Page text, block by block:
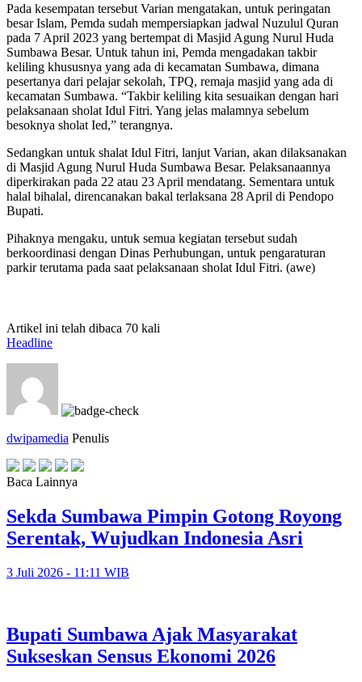
Pada kesempatan tersebut Varian mengatakan, untuk peringatan
besar Islam, Pemda sudah mempersiapkan jadwal Nuzulul Quran
pada 7 April 2023 yang bertempat di Masjid Agung Nurul Huda
Sumbawa Besar. Untuk tahun ini, Pemda mengadakan takbir
keliling khususnya yang ada di kecamatan Sumbawa, dimana
pesertanya dari pelajar sekolah, TPQ, remaja masjid yang ada di
kecamatan Sumbawa. “Takbir keliling kita sesuaikan dengan hari
pelaksanaan sholat Idul Fitri. Yang jelas malamnya sebelum
besoknya sholat Ied,” terangnya.
Sedangkan untuk shalat Idul Fitri, lanjut Varian, akan dilaksanakan
di Masjid Agung Nurul Huda Sumbawa Besar. Pelaksanaannya
diperkirakan pada 22 atau 23 April mendatang. Sementara untuk
halal bihalal, direncanakan bakal terlaksana 28 April di Pendopo
Bupati.
Pihaknya mengaku, untuk semua kegiatan tersebut sudah
berkoordinasi dengan Dinas Perhubungan, untuk pengaraturan
parkir terutama pada saat pelaksanaan sholat Idul Fitri. (awe)
Artikel ini telah dibaca 70 kali
Headline
dwipamedia Penulis
Baca Lainnya
Sekda Sumbawa Pimpin Gotong Royong
Serentak, Wujudkan Indonesia Asri
3 Juli 2026 - 11:11 WIB
Bupati Sumbawa Ajak Masyarakat
Sukseskan Sensus Ekonomi 2026